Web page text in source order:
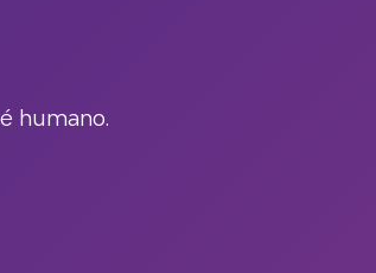
humano.